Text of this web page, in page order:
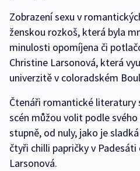
Zobrazení sexu v
ženskou rozkoš, která byla
minulosti opomíjena či
Christine Larsonová, která
univerzitě v coloradském
Čtenáři romantické
scén můžou volit podle
stupně, od nuly, jako je
čtyři chilli papričky v
Larsonová.